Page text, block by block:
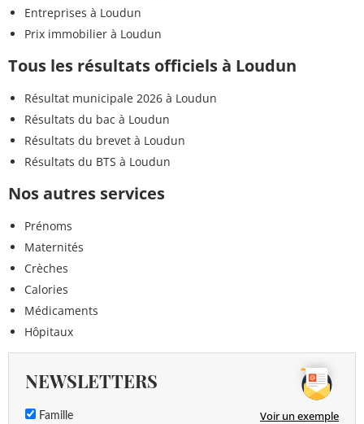
Entreprises à Loudun
Prix immobilier à Loudun
Tous les résultats officiels à Loudun
Résultat municipale 2026 à Loudun
Résultats du bac à Loudun
Résultats du brevet à Loudun
Résultats du BTS à Loudun
Nos autres services
Prénoms
Maternités
Crèches
Calories
Médicaments
Hôpitaux
NEWSLETTERS
Famille Voir un exemple